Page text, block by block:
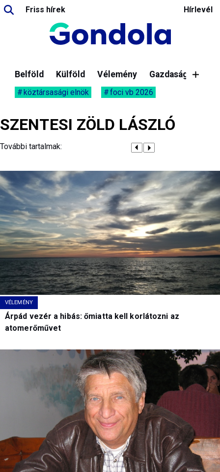
Friss hírek Hírlevél
Belföld Külföld Vélemény Gazdaság
köztársasági elnök foci vb 2026
SZENTESI ZÖLD LÁSZLÓ
További tartalmak:
VÉLEMÉNY
Árpád vezér a hibás: őmiatta kell korlátozni az
atomerőművet